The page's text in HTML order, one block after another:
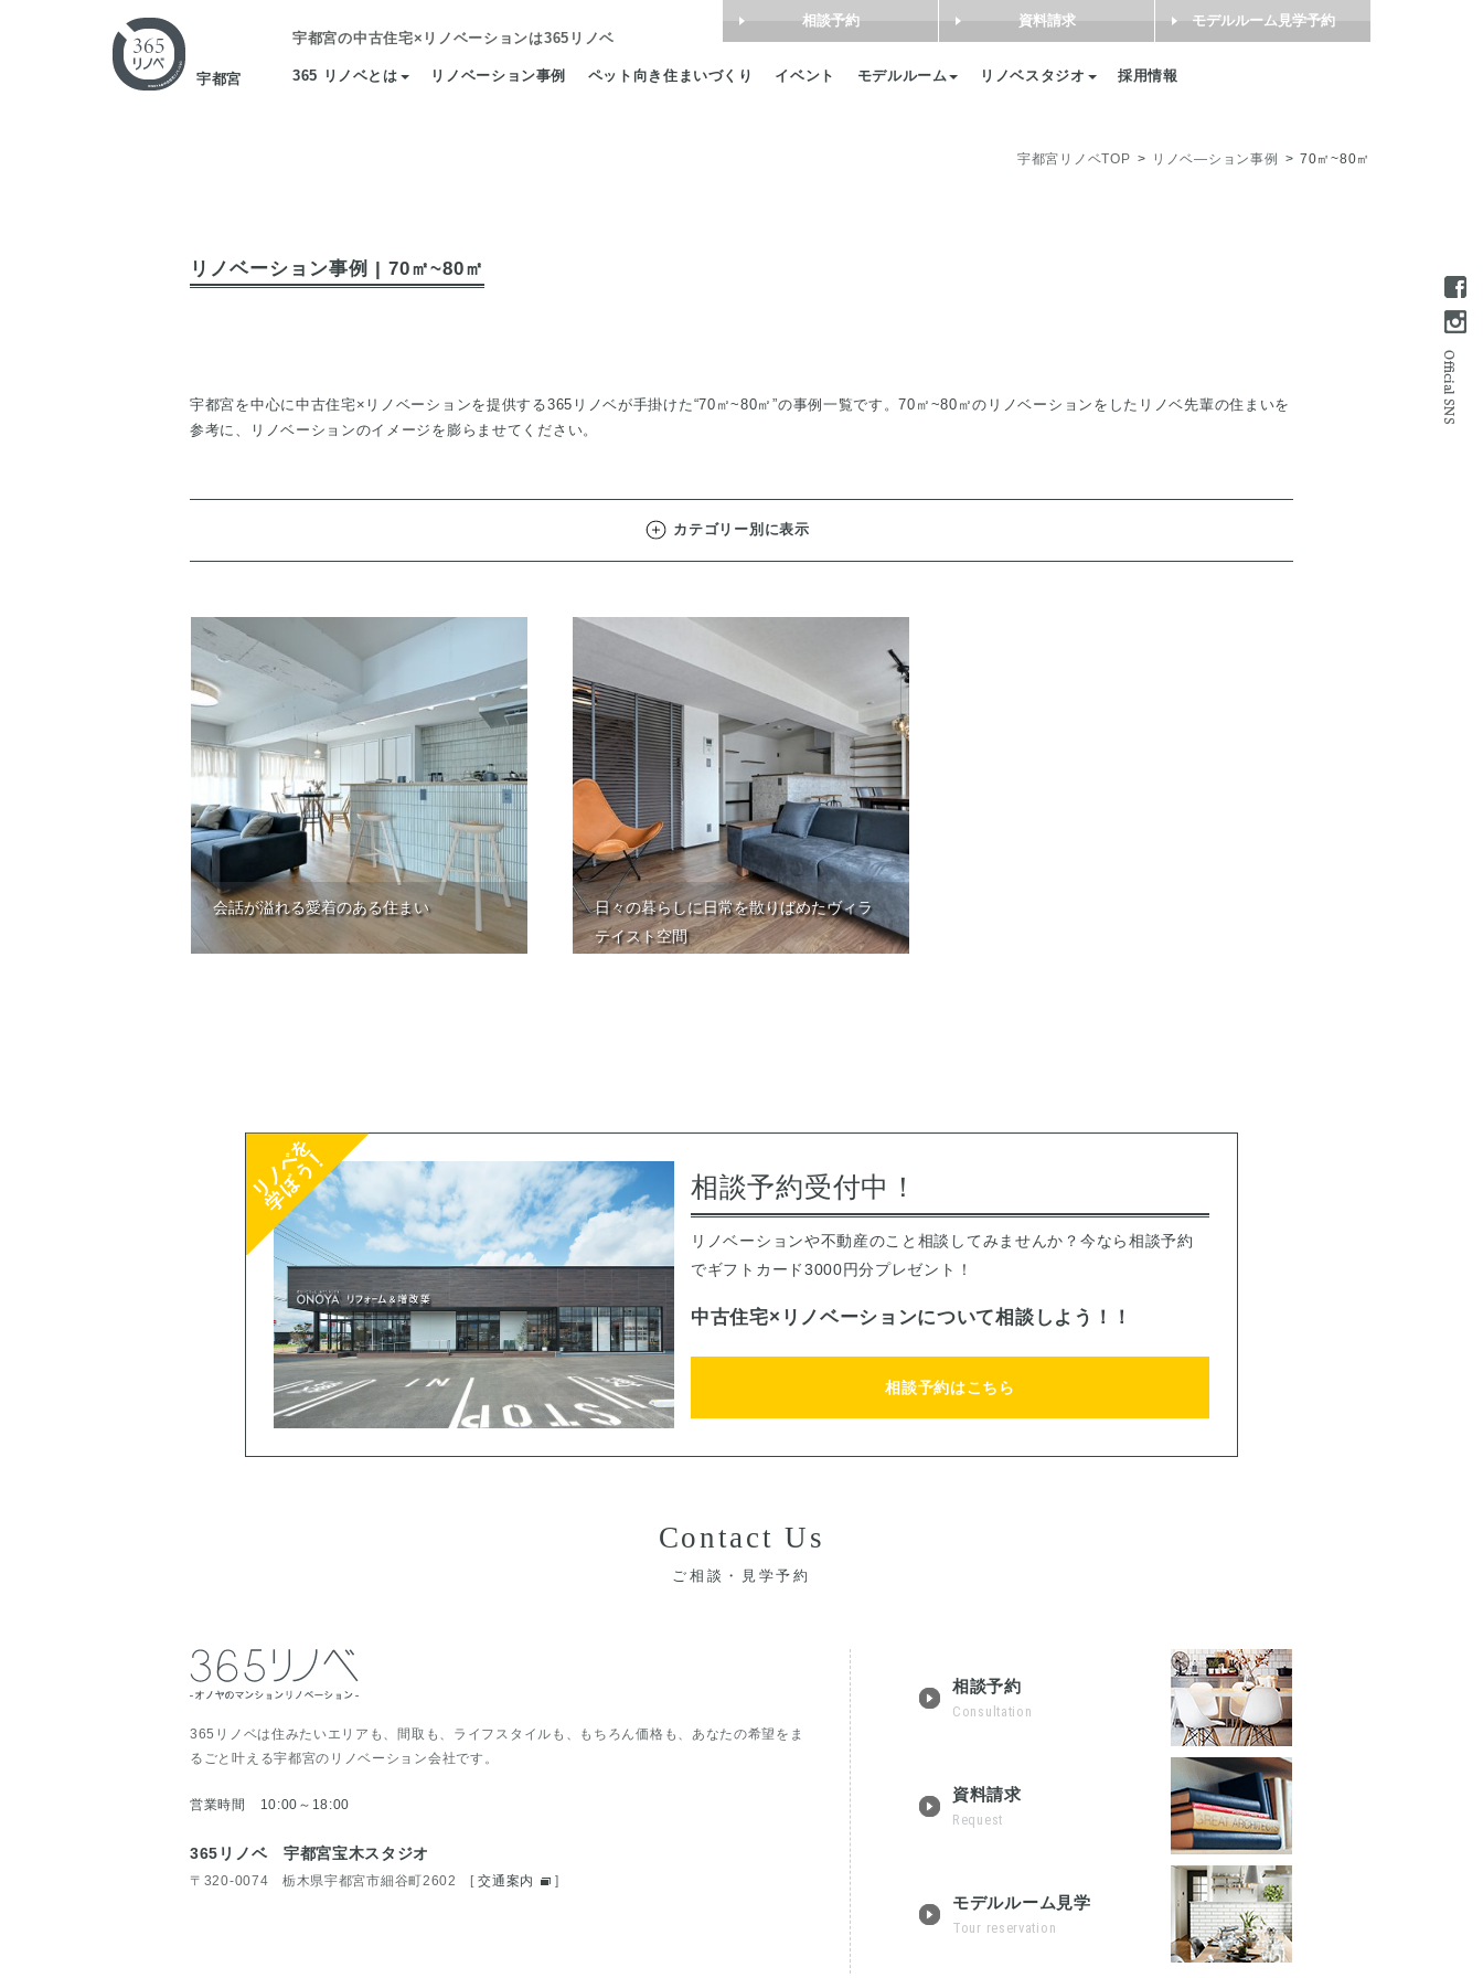
宇都宮
宇都宮の中古住宅×リノベーションは365リノベ
365 リノベとは リノベーション事例 ペット向き住まいづくり イベント モデルルーム リノベスタジオ 採用情報
相談予約 資料請求 モデルルーム見学予約
宇都宮リノベTOP リノベ―ション事例 70㎡~80㎡
リノベーション事例 | 70㎡~80㎡
宇都宮を中心に中古住宅×リノベーションを提供する365リノベが手掛けた“70㎡~80㎡”の事例一覧です。70㎡~80㎡のリノベーションをしたリノベ先輩の住まいを
参考に、リノベーションのイメージを膨らませてください。
カテゴリー別に表示
会話が溢れる愛着のある住まい
日々の暮らしに日常を散りばめたヴィラ
テイスト空間
相談予約受付中！
リノベーションや不動産のこと相談してみませんか？今なら相談予約
でギフトカード3000円分プレゼント！
中古住宅×リノベーションについて相談しよう！！
相談予約はこちら
Contact Us
ご相談・見学予約
365リノベは住みたいエリアも、間取も、ライフスタイルも、もちろん価格も、あなたの希望をま
るごと叶える宇都宮のリノベーション会社です。
営業時間 10:00～18:00
365リノベ 宇都宮宝木スタジオ
〒320-0074 栃木県宇都宮市細谷町2602 [交通案内 ]
相談予約
Consultation
資料請求
Request
モデルルーム見学
Tour reservation